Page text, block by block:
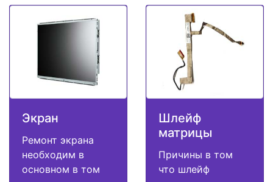
Экран
Ремонт экрана
необходим в
основном в том
Шлейф
матрицы
Причины в том
что шлейф